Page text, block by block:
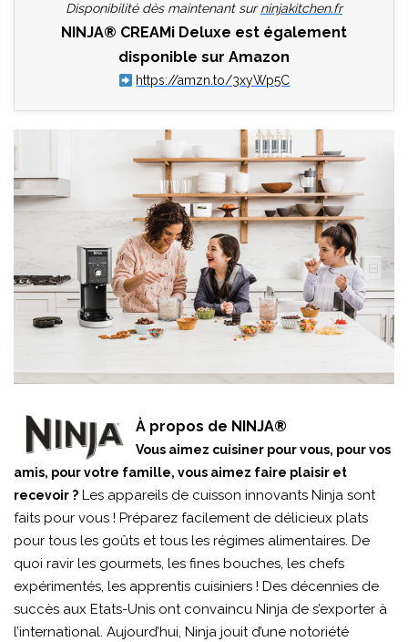
Disponibilité dès maintenant surninjakitchen.fr
NINJA® CREAMi Deluxe est également
disponible sur Amazon
https://amzn.to/3xyWp5C
À propos de NINJA®
Vous aimez cuisiner pour vous, pour vos
amis, pour votre famille, vous aimez faire plaisir et
recevoir ? Les appareils de cuisson innovants Ninja sont
faits pour vous ! Préparez facilement de délicieux plats
pour tous les goûts et tous les régimes alimentaires. De
quoi ravir les gourmets, les fines bouches, les chefs
expérimentés, les apprentis cuisiniers ! Des décennies de
succès aux Etats-Unis ont convaincu Ninja de s’exporter à
l’international. Aujourd’hui, Ninja jouit d’une notoriété